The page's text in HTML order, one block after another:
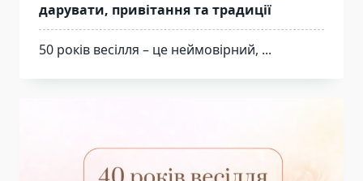
дарувати, привітання та традиції
50 років весілля – це неймовірний, ...